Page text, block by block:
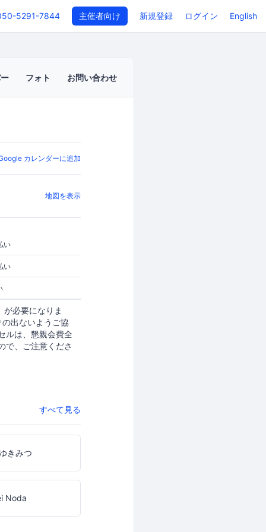
5291-7844 主催者向け 新規登録 ログイン English
フォト お問い合わせ
カレンダーに追加
地図を表示
い
い
必要になりま
出ないようご協
ルは、懇親会費全
で、ご注意くださ
すべて見る
きみつ
Noda